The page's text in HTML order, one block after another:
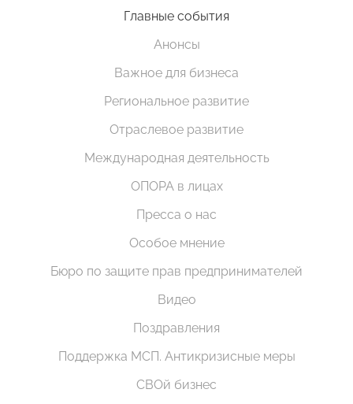
Главные события
Анонсы
Важное для бизнеса
Региональное развитие
Отраслевое развитие
Международная деятельность
ОПОРА в лицах
Пресса о нас
Особое мнение
Бюро по защите прав предпринимателей
Видео
Поздравления
Поддержка МСП. Антикризисные меры
СВОй бизнес